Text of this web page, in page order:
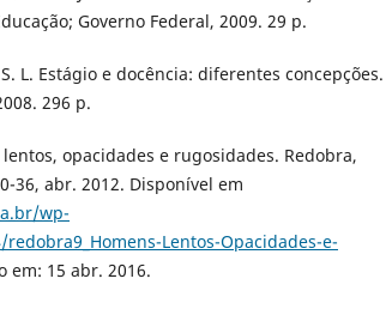
Governo Federal, 2009. 29 p.
L. Estágio e docência: diferentes concepções.
296 p.
lentos, opacidades e rugosidades. Redobra,
36, abr. 2012. Disponível em
wp-
Lentos-Opacidades-e-
em: 15 abr. 2016.